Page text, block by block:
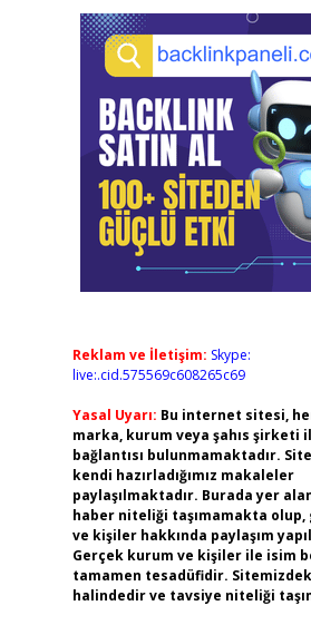
Reklam ve İletişim: Skype:
live:.cid.575569c608265c69
Yasal Uyarı: Bu internet sitesi,
marka, kurum veya şahıs şirketi
bağlantısı bulunmamaktadır.
kendi hazırladığımız makaleler
paylaşılmaktadır. Burada yer
haber niteliği taşımamakta
ve kişiler hakkında paylaşım
Gerçek kurum ve kişiler ile isim
tamamen tesadüfidir.
halindedir ve tavsiye niteliği